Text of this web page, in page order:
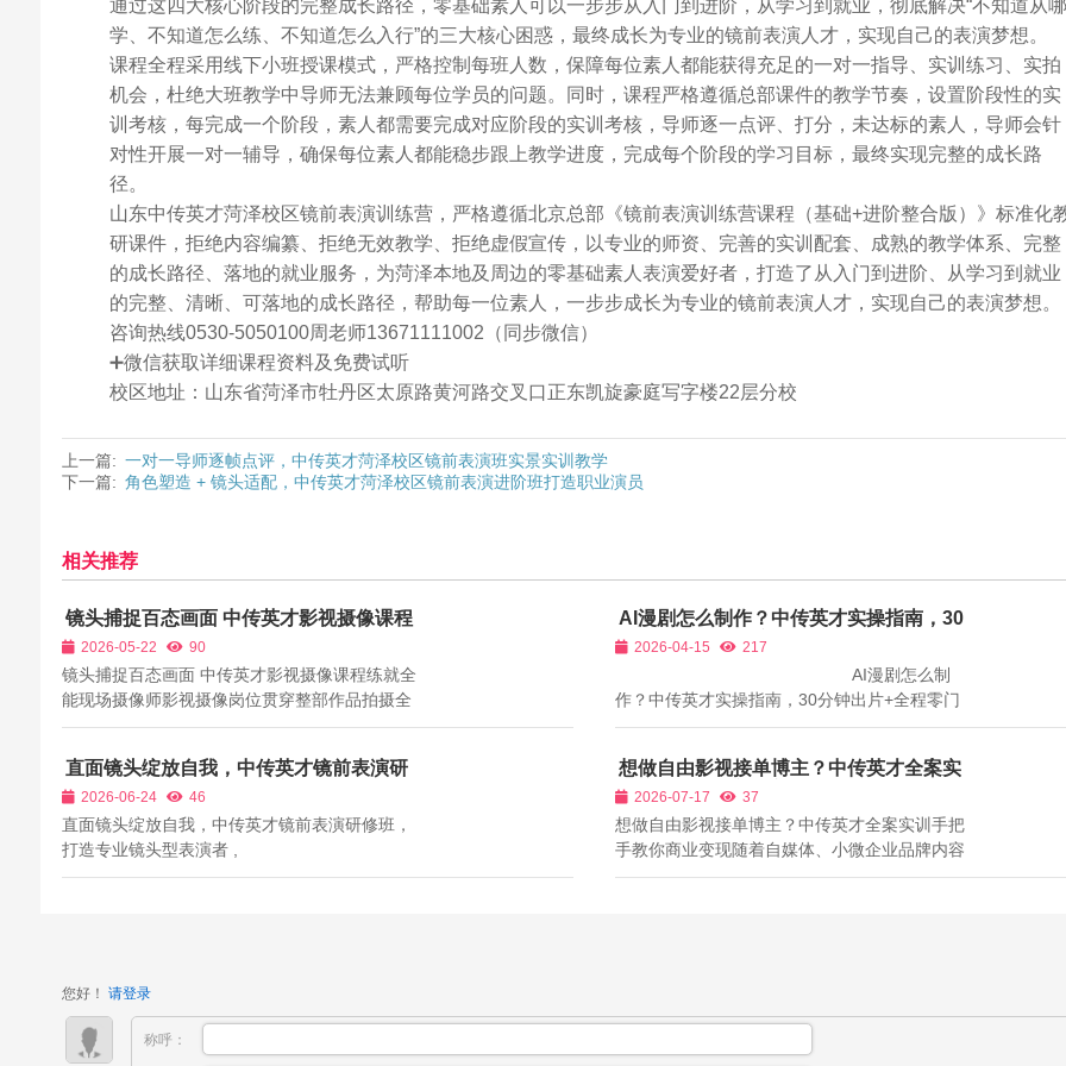
通过这四大核心阶段的完整成长路径，零基础素人可以一步步从入门到进阶，从学习到就业，彻底解决“不知道从
学、不知道怎么练、不知道怎么入行”的三大核心困惑，最终成长为专业的镜前表演人才，实现自己的表演梦想。
课程全程采用线下小班授课模式，严格控制每班人数，保障每位素人都能获得充足的一对一指导、实训练习、实拍
机会，杜绝大班教学中导师无法兼顾每位学员的问题。同时，课程严格遵循总部课件的教学节奏，设置阶段性的实
训考核，每完成一个阶段，素人都需要完成对应阶段的实训考核，导师逐一点评、打分，未达标的素人，导师会针
对性开展一对一辅导，确保每位素人都能稳步跟上教学进度，完成每个阶段的学习目标，最终实现完整的成长路
径。
山东中传英才菏泽校区镜前表演训练营，严格遵循北京总部《镜前表演训练营课程（基础+进阶整合版）》标准化
研课件，拒绝内容编纂、拒绝无效教学、拒绝虚假宣传，以专业的师资、完善的实训配套、成熟的教学体系、完整
的成长路径、落地的就业服务，为菏泽本地及周边的零基础素人表演爱好者，打造了从入门到进阶、从学习到就业
的完整、清晰、可落地的成长路径，帮助每一位素人，一步步成长为专业的镜前表演人才，实现自己的表演梦想。
咨询热线0530-5050100周老师13671111002（同步微信）
➕微信获取详细课程资料及免费试听
校区地址：山东省菏泽市牡丹区太原路黄河路交叉口正东凯旋豪庭写字楼22层分校
上一篇: 一对一导师逐帧点评，中传英才菏泽校区镜前表演班实景实训教学
下一篇: 角色塑造 + 镜头适配，中传英才菏泽校区镜前表演进阶班打造职业演员
相关推荐
镜头捕捉百态画面 中传英才影视摄像课程
练就全能现场摄像师
2026-05-22 90
镜头捕捉百态画面 中传英才影视摄像课程练就全
能现场摄像师影视摄像岗位贯穿整部作品拍摄全
程，从固定镜头录制、动态跟拍、多机位切换到
原始拍摄素材质量。当下网络短剧、纪实纪录
片、商业宣传片、活动影像、综艺现场录制...
AI漫剧怎么制作？中传英才实操指南，30
分钟出片+全程零门槛
2026-04-15 217
AI漫剧怎么制
作？中传英才实操指南，30分钟出片+全程零门
槛随着AI技术的快速发展，漫剧创作不再是专业
快速产出高质量漫剧，无需手绘、无需复杂软件
操作，30分钟即可完...
直面镜头绽放自我，中传英才镜前表演研
修班，打造专业镜头型表演者
2026-06-24 46
直面镜头绽放自我，中传英才镜前表演研修班，
打造专业镜头型表演者 ,
想做自由影视接单博主？中传英才全案实
训手把手教你商业变现
2026-07-17 37
想做自由影视接单博主？中传英才全案实训手把
手教你商业变现随着自媒体、小微企业品牌内容
需求爆发，影视自由职业成为当下极具潜力的创
您好！ 请登录
称呼：